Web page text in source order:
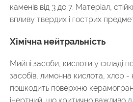
каменів від 3 до 7. Матеріал,
впливу твердих і гострих
Хімічна нейтральність
Мийні засоби, кислоти у складі
засобів, лимонна кислота, хлор -
пошкодить поверхню